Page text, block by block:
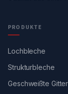
PRODUKTE
Lochbleche
Strukturbleche
Geschweißte Gitter